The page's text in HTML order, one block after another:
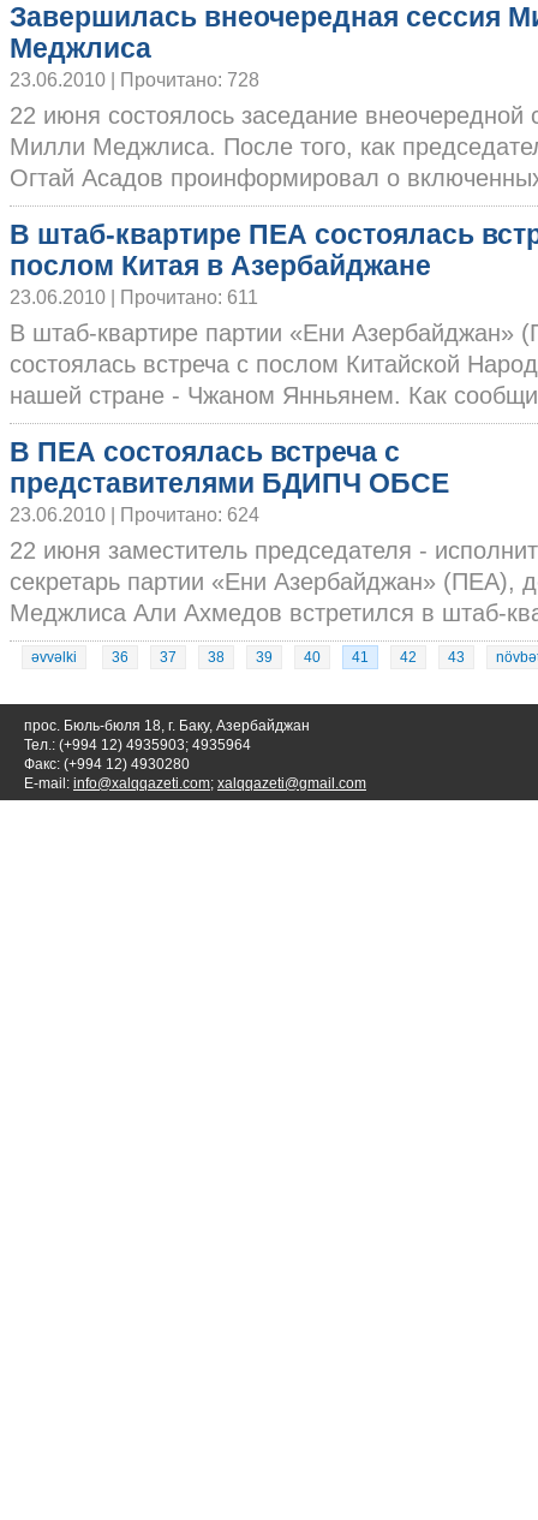
Завершилась внеочередная сессия
Меджлиса
23.06.2010 | Прочитано: 728
22 июня состоялось заседание внеочередной
Милли Меджлиса. После того, как
Огтай Асадов проинформировал о
В штаб-квартире ПЕА состоялась
послом Китая в Азербайджане
23.06.2010 | Прочитано: 611
В штаб-квартире партии «Ени Азербайджан»
состоялась встреча с послом Китайской
нашей стране - Чжаном Янньянем. Как
В ПЕА состоялась встреча с
представителями БДИПЧ ОБСЕ
23.06.2010 | Прочитано: 624
22 июня заместитель председателя -
секретарь партии «Ени Азербайджан» (ПЕА),
Меджлиса Али Ахмедов встретился в штаб-
əvvəlki 36 37 38 39 40 41 42 43
прос. Бюль-бюля 18, г. Баку, Азербайджан
Тел.: (+994 12) 4935903; 4935964
Факс: (+994 12) 4930280
E-mail: info@xalqqazeti.com; xalqqazeti@gmail.com